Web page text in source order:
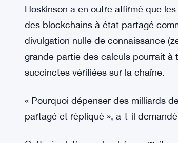
Microsoft, Google et Amazon n’ont
peuvent déployer des solutions
Le basculement
Hoskinson a en outre affirmé que